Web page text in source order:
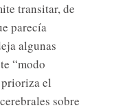
transitar, de
parecía
algunas
“modo
prioriza el
sobre